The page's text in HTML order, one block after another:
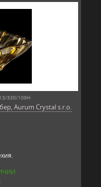
330/109H
Aurum Crystal s.r.o.